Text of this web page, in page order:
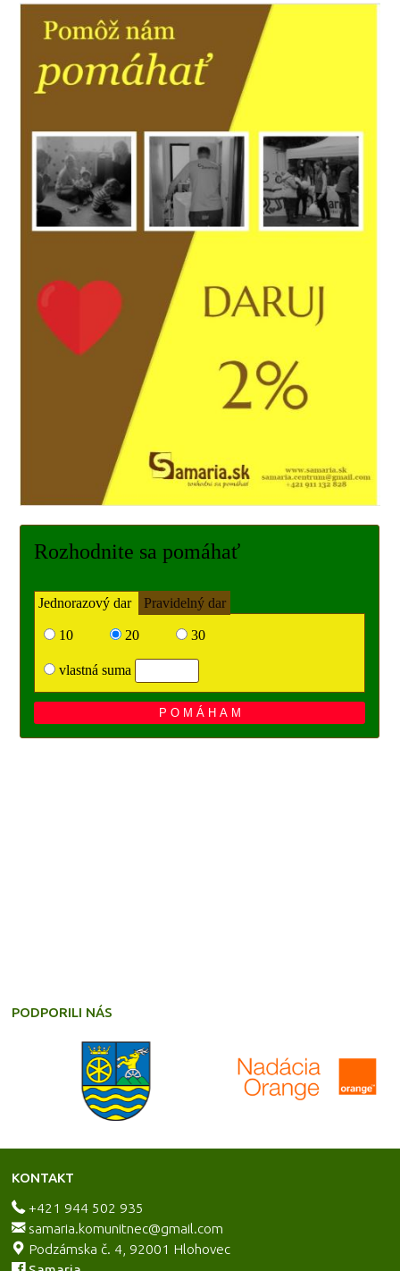
PODPORILI NÁS
KONTAKT
+421 944 502 935
samaria.komunitnec@gmail.com
Podzámska č. 4, 92001 Hlohovec